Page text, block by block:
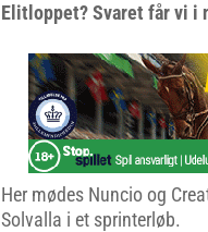
Elitloppet? Svaret får vi i
Her mødes Nuncio og
Solvalla i et sprinterløb.